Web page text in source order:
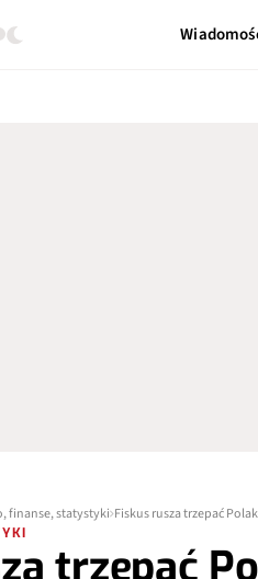
finanse, statystyki Fiskus rusza trzepać
trzepać